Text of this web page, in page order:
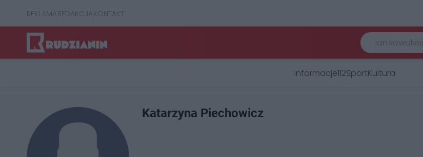
REKLAMAREDAKCJAKONTAKT
Informacje112SportKultura
Katarzyna Piechowicz